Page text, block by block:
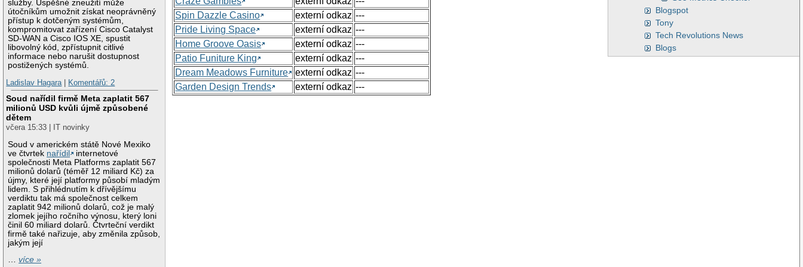
služby. Úspěšné zneužití může
útočníkům umožnit získat neoprávněný
přístup k dotčeným systémům,
kompromitovat zařízení Cisco Catalyst
SD-WAN a Cisco IOS XE, spustit
libovolný kód, zpřístupnit citlivé
informace nebo narušit dostupnost
postižených systémů.
Ladislav Hagara| Komentářů: 2
Soud nařídil firmě Meta zaplatit 567
milionů USD kvůli újmě způsobené
dětem
včera 15:33 | IT novinky
Soud v americkém státě Nové Mexiko
ve čtvrtek nařídil
internetové
společnosti Meta Platforms zaplatit 567
milionů dolarů (téměř 12 miliard Kč) za
újmy, které její platformy působí mladým
lidem. S přihlédnutím k dřívějšímu
verdiktu tak má společnost celkem
zaplatit 942 milionů dolarů, což je malý
zlomek jejího ročního výnosu, který loni
činil 60 miliard dolarů. Čtvrteční verdikt
firmě také nařizuje, aby změnila způsob,
jakým její
…více »
Blogspot
Tony
Tech Revolutions News
Blogs
Spin Dazzle Casino
externí odkaz ---
Pride Living Space
externí odkaz ---
Home Groove Oasis
externí odkaz ---
Patio Funiture King
externí odkaz ---
Dream Meadows Furniture
externí odkaz ---
Garden Design Trends
externí odkaz ---